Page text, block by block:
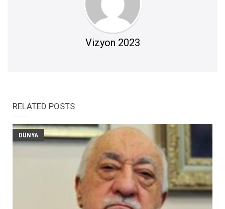
Vizyon 2023
RELATED POSTS
DÜNYA